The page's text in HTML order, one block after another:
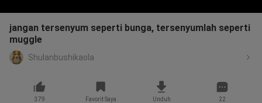
jangan tersenyum seperti bunga, tersenyumlah seperti
muggle
Shulanbushikaola
379 Favorit Saya Unduh 22